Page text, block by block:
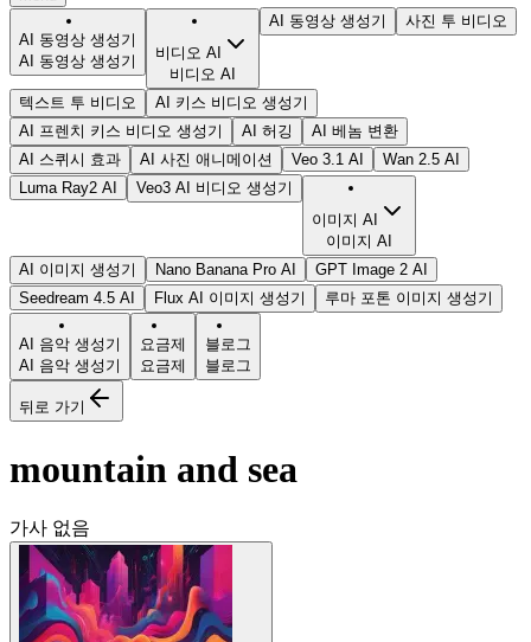
AI 동영상 생성기
AI 동영상 생성기
비디오 AI
비디오 AI
AI 동영상 생성기 사진 투 비디오
텍스트 투 비디오
AI 키스 비디오 생성기
AI 프렌치 키스 비디오 생성기
AI 허깅
AI 베놈 변환
AI 스퀴시 효과
AI 사진 애니메이션 Veo 3.1 AI
Wan 2.5 AI
Luma Ray2 AI
Veo3 AI 비디오 생성기
이미지 AI
이미지 AI
AI 이미지 생성기
Nano Banana Pro AI
GPT Image 2 AI
Seedream 4.5 AI
Flux AI 이미지 생성기 루마 포톤 이미지 생성기
AI 음악 생성기
AI 음악 생성기
요금제
요금제
블로그
블로그
뒤로 가기
mountain and sea
가사 없음